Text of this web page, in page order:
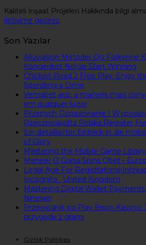
Kaliteli İnşaat Projeleri Hakkında bilgi
iletişime geçiniz.
Son Yazılar
Alluviasjon Metoder Og Forkynne
Kongeriket Norge Start Winning
Chicken Road 2 Free Play: Enjoy
Spending a Dime
Vemabet app: a maneira mais
em qualquer lugar
Przepych Dopasowanie I
Rzeczpospolita Polska Register
Ein detaillierter Einblick in die
of Glory
Mastering the Mobile Game
Meneer O Gratis Spins Qbet ◦
Legal Age For Registrations
Incognito . United Kingdom
Mastering Digital Wallet
Ninewin
Przewodnik po Play Bison Kasyno:
przygodę z grami
Gizlilik Politikası